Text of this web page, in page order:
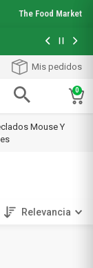
The Food Market
Hasta 6
Mis pedidos
0
Mouse Y
Relevancia